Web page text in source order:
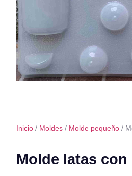
Inicio / Moldes / Molde pequeño /
Molde latas